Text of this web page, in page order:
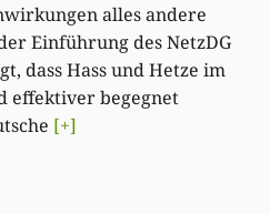
alles andere
Einführung des NetzDG
dass Hass und Hetze im
effektiver begegnet
[+]